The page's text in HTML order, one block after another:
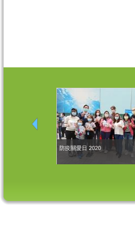
防疫關愛日 2020